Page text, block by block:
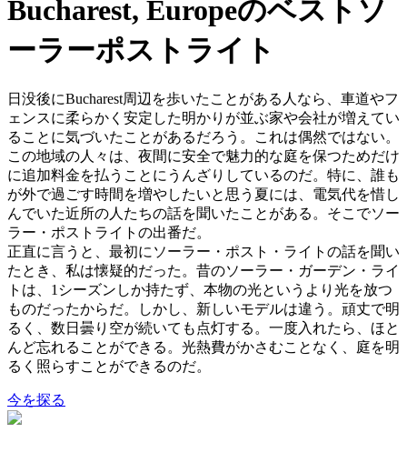
Bucharest, Europeのベストソ
ーラーポストライト
日没後にBucharest周辺を歩いたことがある人なら、車道やフ
ェンスに柔らかく安定した明かりが並ぶ家や会社が増えてい
ることに気づいたことがあるだろう。これは偶然ではない。
この地域の人々は、夜間に安全で魅力的な庭を保つためだけ
に追加料金を払うことにうんざりしているのだ。特に、誰も
が外で過ごす時間を増やしたいと思う夏には、電気代を惜し
んでいた近所の人たちの話を聞いたことがある。そこでソー
ラー・ポストライトの出番だ。
正直に言うと、最初にソーラー・ポスト・ライトの話を聞い
たとき、私は懐疑的だった。昔のソーラー・ガーデン・ライ
トは、1シーズンしか持たず、本物の光というより光を放つ
ものだったからだ。しかし、新しいモデルは違う。頑丈で明
るく、数日曇り空が続いても点灯する。一度入れたら、ほと
んど忘れることができる。光熱費がかさむことなく、庭を明
るく照らすことができるのだ。
今を探る